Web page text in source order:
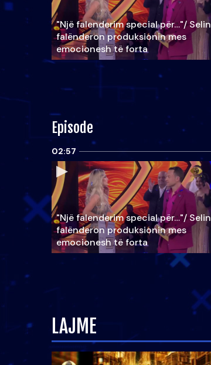
"Një falenderim special për…"/ Selin
falënderon produksionin mes
emocionesh të forta
Episode
02:57
"Një falenderim special për…"/ Selin
falënderon produksionin mes
emocionesh të forta
LAJME